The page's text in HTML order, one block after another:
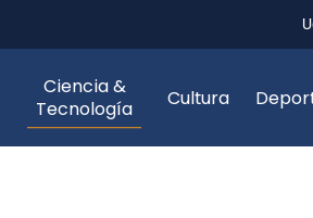
Ciencia &
Tecnología
Cultura